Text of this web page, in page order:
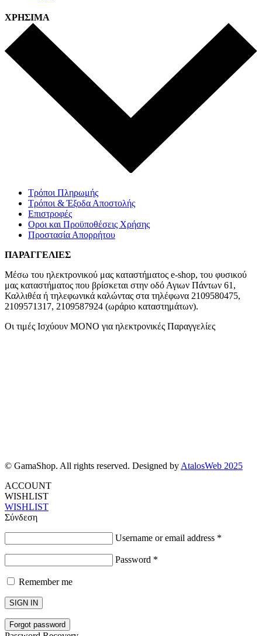
ΧΡΗΣΙΜΑ
Τρόποι Πληρωμής
Τρόποι & Έξοδα Αποστολής
Επιστροφές
Οροι και Προϋποθέσεις Χρήσης
Προστασία Απορρήτου
ΠΑΡΑΓΓΕΛΙΕΣ
Μέσω του ηλεκτρονικού μας καταστήματος e-shop, του φυσικού
μας καταστήματος που βρίσκεται στην οδό Αγιων Πάντων 61,
Καλλιθέα ή τηλεφωνικά καλώντας στα τηλέφωνα 2109580475,
2109571317, 2109587924 (ωράριο καταστημάτων).
Οι τιμές Ισχύουν ΜΟΝΟ για ηλεκτρονικές Παραγγελίες
© GamaShop. All rights reserved. Designed by AtalosWeb 2025
ACCOUNT
WISHLIST
WISHLIST
Σύνδεση
Username or email address *
Password *
Remember me
SIGN IN
Forgot password